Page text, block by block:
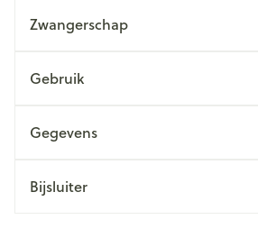
Zwangerschap
Gebruik
Gegevens
Bijsluiter